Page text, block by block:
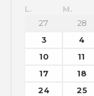
L. M.
27
28
3
4
10
11
17
18
24
25